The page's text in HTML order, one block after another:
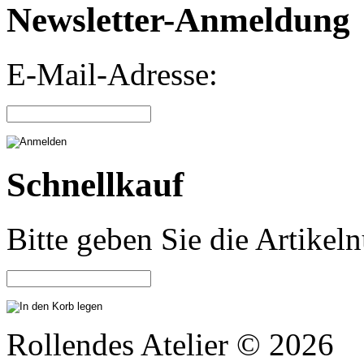
Newsletter-Anmeldung
E-Mail-Adresse:
Schnellkauf
Bitte geben Sie die
Rollendes Atelier © 2026